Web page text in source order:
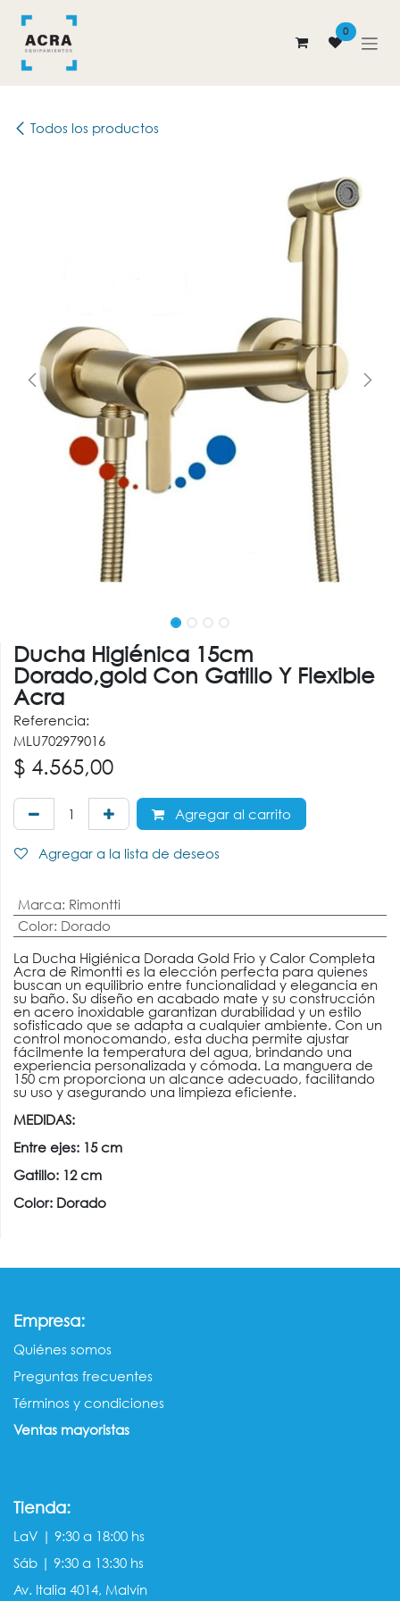
0
Todos los productos
Ducha Higiénica 15cm
Dorado,gold Con Gatillo Y Flexible
Acra
Referencia:
MLU702979016
$ 4.565,00
Agregar al carrito
Agregar a la lista de deseos
Marca: Rimontti
Color: Dorado
La Ducha Higiénica Dorada Gold Frio y Calor Completa
Acra de Rimontti es la elección perfecta para quienes
buscan un equilibrio entre funcionalidad y elegancia en
su baño. Su diseño en acabado mate y su construcción
en acero inoxidable garantizan durabilidad y un estilo
sofisticado que se adapta a cualquier ambiente. Con un
control monocomando, esta ducha permite ajustar
fácilmente la temperatura del agua, brindando una
experiencia personalizada y cómoda. La manguera de
150 cm proporciona un alcance adecuado, facilitando
su uso y asegurando una limpieza eficiente.
MEDIDAS:
Entre ejes: 15 cm
Gatillo: 12 cm
Color: Dorado
Empresa:
Quiénes somos​​
Preguntas frecuentes
Términos y condiciones
Ventas mayorista​s
Tienda:
LaV | 9:30 a 18:00 hs
Sáb | 9:30 a 13:30 hs
Av. Italia 4014, Malvín